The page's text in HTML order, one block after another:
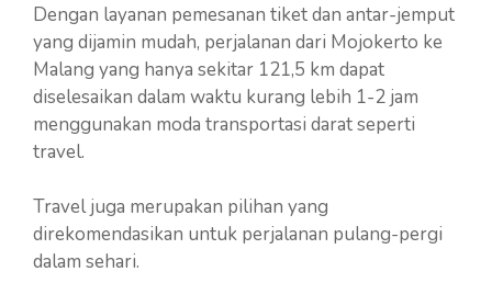
Dengan layanan pemesanan tiket dan antar-jemput
yang dijamin mudah, perjalanan dari Mojokerto ke
Malang yang hanya sekitar 121,5 km dapat
diselesaikan dalam waktu kurang lebih 1-2 jam
menggunakan moda transportasi darat seperti
travel.
Travel juga merupakan pilihan yang
direkomendasikan untuk perjalanan pulang-pergi
dalam sehari.